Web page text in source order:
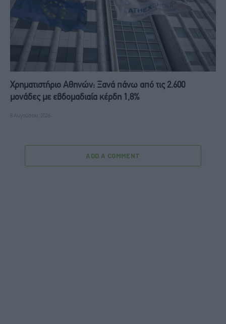
Χρηματιστήριο Αθηνών: Ξανά πάνω από τις 2.600
μονάδες με εβδομαδιαία κέρδη 1,8%
8 Αυγούστου, 2026
ADD A COMMENT